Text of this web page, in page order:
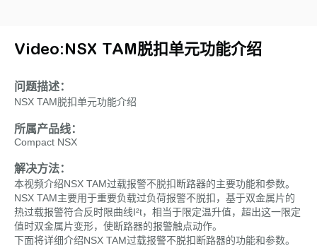
Video:NSX TAM脱扣单元功能介绍
问题描述：
NSX TAM脱扣单元功能介绍
所属产品线：
Compact NSX
解决方法：
本视频介绍NSX TAM过载报警不脱扣断路器的主要功能和参数。
NSX TAM主要用于重要负载过负荷报警不脱扣，基于双金属片的
热过载报警符合反时限曲线I²t，相当于限定温升值，超出这一限定
值时双金属片变形，使断路器的报警触点动作。
下面将详细介绍NSX TAM过载报警不脱扣断路器的功能和参数。